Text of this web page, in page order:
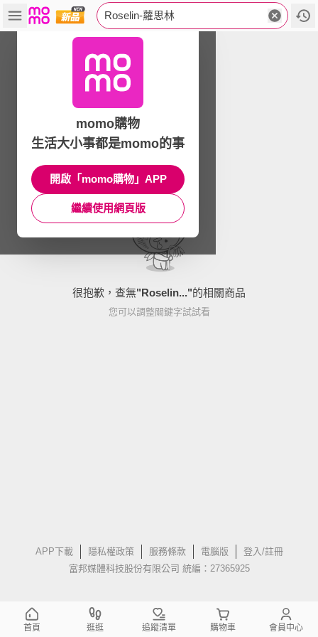
Roselin-蘿思林
很抱歉，查無"Roselin..."的相關商品
您可以調整關鍵字試試看
APP下載 隱私權政策 服務條款 電腦版
登入/註冊
富邦媒體科技股份有限公司 統編：27365925
momo購物
生活大小事都是momo的事
開啟「momo購物」APP
繼續使用網頁版
首頁 逛逛 追蹤清單 購物車 會員中心